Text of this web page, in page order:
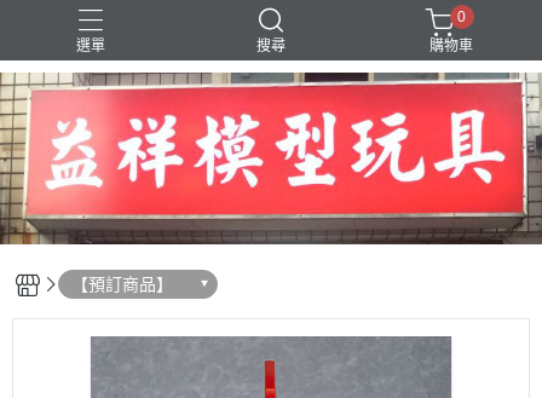
選單 搜尋
SD 三國創傑傳
0
購物車
【預訂商品】